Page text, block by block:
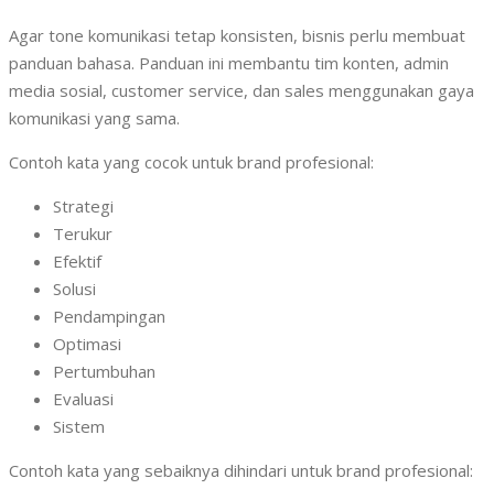
Agar tone komunikasi tetap konsisten, bisnis perlu membuat
panduan bahasa. Panduan ini membantu tim konten, admin
media sosial, customer service, dan sales menggunakan gaya
komunikasi yang sama.
Contoh kata yang cocok untuk brand profesional:
Strategi
Terukur
Efektif
Solusi
Pendampingan
Optimasi
Pertumbuhan
Evaluasi
Sistem
Contoh kata yang sebaiknya dihindari untuk brand profesional: